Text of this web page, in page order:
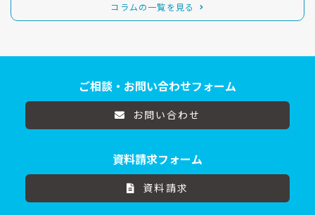
コラムの一覧を見る
ご相談・お問い合わせフォーム
お問い合わせ
資料請求フォーム
資料請求